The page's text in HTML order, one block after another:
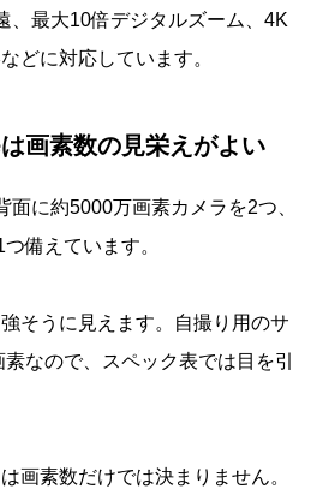
、最大10倍デジタルズーム、4K
どに対応しています。
画素数の見栄えがよい
面に約5000万画素カメラを2つ、
備えています。
そうに見えます。自撮り用のサ
なので、スペック表では目を引
画素数だけでは決まりません。